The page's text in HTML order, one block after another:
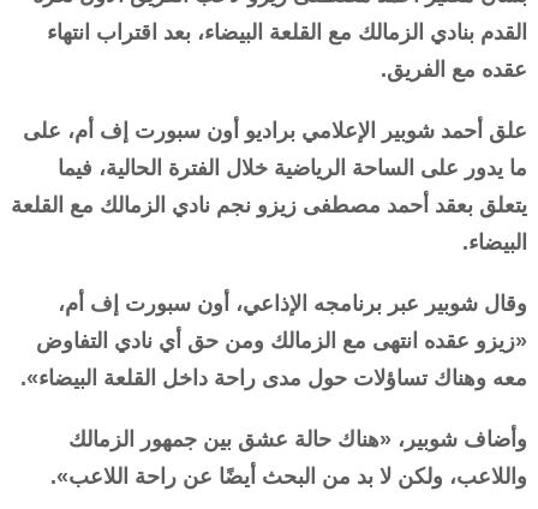
القدم بنادي الزمالك مع القلعة البيضاء، بعد اقتراب انتهاء
عقده مع الفريق.
علق أحمد شوبير الإعلامي براديو أون سبورت إف أم، على
ما يدور على الساحة الرياضية خلال الفترة الحالية، فيما
يتعلق بعقد أحمد مصطفى زيزو نجم نادي الزمالك مع القلعة
البيضاء.
وقال شوبير عبر برنامجه الإذاعي، أون سبورت إف أم،
«زيزو عقده انتهى مع الزمالك ومن حق أي نادي التفاوض
معه وهناك تساؤلات حول مدى راحة داخل القلعة البيضاء».
وأضاف شوبير، «هناك حالة عشق بين جمهور الزمالك
واللاعب، ولكن لا بد من البحث أيضًا عن راحة اللاعب».